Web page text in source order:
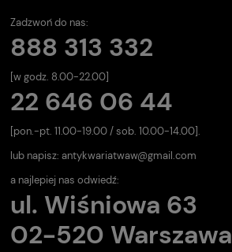
Zadzwoń do nas:
888 313 332
[w godz. 8.00-22.00]
22 646 06 44
[pon.-pt. 11.00-19.00 / sob. 10.00-14.00].
lub napisz: antykwariatwaw@gmail.com
a najlepiej nas odwiedź:
ul. Wiśniowa 63
02-520 Warszawa